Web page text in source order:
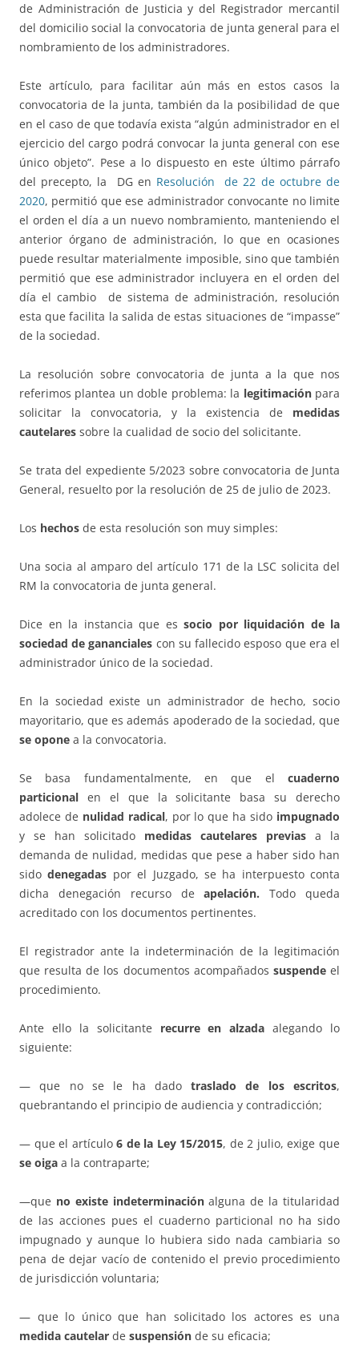
de Administración de Justicia y del Registrador mercantil
del domicilio social la convocatoria de junta general para el
nombramiento de los administradores.
Este artículo, para facilitar aún más en estos casos la
convocatoria de la junta, también da la posibilidad de que
en el caso de que todavía exista “algún administrador en el
ejercicio del cargo podrá convocar la junta general con ese
único objeto”. Pese a lo dispuesto en este último párrafo
del precepto, la DG en Resolución de 22 de octubre de
2020, permitió que ese administrador convocante no limite
el orden el día a un nuevo nombramiento, manteniendo el
anterior órgano de administración, lo que en ocasiones
puede resultar materialmente imposible, sino que también
permitió que ese administrador incluyera en el orden del
día el cambio de sistema de administración, resolución
esta que facilita la salida de estas situaciones de “impasse”
de la sociedad.
La resolución sobre convocatoria de junta a la que nos
referimos plantea un doble problema: la legitimaciónpara
solicitar la convocatoria, y la existencia de medidas
cautelares sobre la cualidad de socio del solicitante.
Se trata del expediente 5/2023 sobre convocatoria de Junta
General, resuelto por la resolución de 25 de julio de 2023.
Los hechos de esta resolución son muy simples:
Una socia al amparo del artículo 171 de la LSC solicita del
RM la convocatoria de junta general.
Dice en la instancia que es socio por liquidación de la
sociedad de gananciales con su fallecido esposo que era el
administrador único de la sociedad.
En la sociedad existe un administrador de hecho, socio
mayoritario, que es además apoderado de la sociedad, que
se opone a la convocatoria.
Se basa fundamentalmente, en que el cuaderno
particional en el que la solicitante basa su derecho
adolece de nulidad radical, por lo que ha sido impugnado
y se han solicitado medidas cautelares previas a la
demanda de nulidad, medidas que pese a haber sido han
sidodenegadas por el Juzgado, se ha interpuesto conta
dicha denegación recurso deapelación.Todo queda
acreditado con los documentos pertinentes.
El registrador ante la indeterminación de la legitimación
que resulta de los documentos acompañados suspendeel
procedimiento.
Ante ello la solicitante recurre en alzada alegando lo
siguiente:
— que no se le ha dadotraslado de los escritos,
quebrantando el principio de audiencia y contradicción;
— que el artículo6 de la Ley 15/2015, de 2 julio, exige que
se oiga a la contraparte;
—que no existe indeterminaciónalguna de la titularidad
de las acciones pues el cuaderno particional no ha sido
impugnado y aunque lo hubiera sido nada cambiaria so
pena de dejar vacío de contenido el previo procedimiento
de jurisdicción voluntaria;
— que lo único que han solicitado los actores es una
medida cautelar de suspensión de su eficacia;